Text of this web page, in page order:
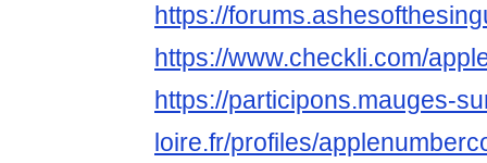
https://
https://www.checkli.com/
https://participons.mauges-
loire.fr/profiles/